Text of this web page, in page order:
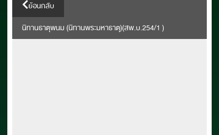
ย้อนกลับ
นิทานธาตุพนม (นิทานพระมหาธาตุ)(สพ.บ.254/1 )